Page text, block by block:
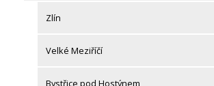
Zlín
Velké Meziříčí
Bystřice pod Hostýnem